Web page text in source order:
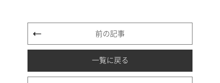
前の記事
一覧に戻る